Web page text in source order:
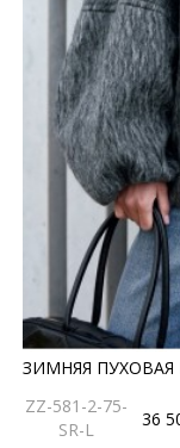
ЗИМНЯЯ
ZZ-581-2-75-
SR-L
36